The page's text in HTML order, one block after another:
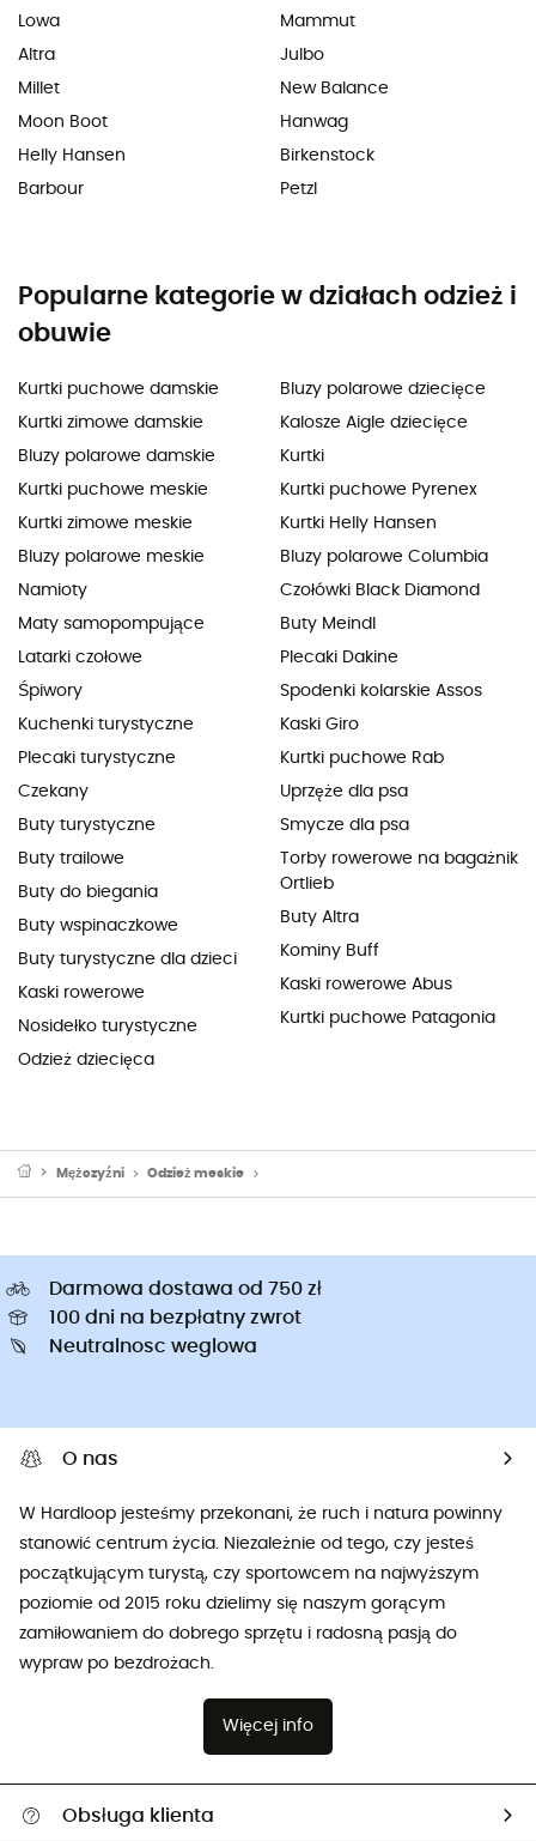
Lowa
Altra
Millet
Moon Boot
Helly Hansen
Barbour
Mammut
Julbo
New Balance
Hanwag
Birkenstock
Petzl
Popularne kategorie w działach odzież i
obuwie
Kurtki puchowe damskie
Kurtki zimowe damskie
Bluzy polarowe damskie
Kurtki puchowe meskie
Kurtki zimowe meskie
Bluzy polarowe meskie
Namioty
Maty samopompujące
Latarki czołowe
Śpiwory
Kuchenki turystyczne
Plecaki turystyczne
Czekany
Buty turystyczne
Buty trailowe
Buty do biegania
Buty wspinaczkowe
Buty turystyczne dla dzieci
Kaski rowerowe
Nosidełko turystyczne
Odzież dziecięca
Bluzy polarowe dziecięce
Kalosze Aigle dziecięce
Kurtki
Kurtki puchowe Pyrenex
Kurtki Helly Hansen
Bluzy polarowe Columbia
Czołówki Black Diamond
Buty Meindl
Plecaki Dakine
Spodenki kolarskie Assos
Kaski Giro
Kurtki puchowe Rab
Uprzęże dla psa
Smycze dla psa
Torby rowerowe na bagażnik
Ortlieb
Buty Altra
Kominy Buff
Kaski rowerowe Abus
Kurtki puchowe Patagonia
Mężczyźni Odzież meskie
Darmowa dostawa od 750 zł
100 dni na bezpłatny zwrot
Neutralnosc weglowa
O nas
W Hardloop jesteśmy przekonani, że ruch i natura powinny
stanowić centrum życia. Niezależnie od tego, czy jesteś
początkującym turystą, czy sportowcem na najwyższym
poziomie od 2015 roku dzielimy się naszym gorącym
zamiłowaniem do dobrego sprzętu i radosną pasją do
wypraw po bezdrożach.
Więcej info
Obsługa klienta